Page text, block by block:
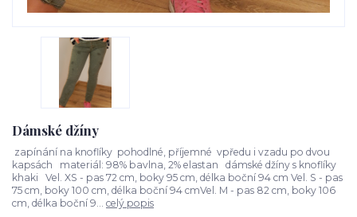
Dámské džíny
zapínání na knoflíky pohodlné, příjemné vpředu i vzadu po dvou
kapsách materiál: 98% bavlna, 2% elastan dámské džíny s knoflíky
khaki Vel. XS - pas 72 cm, boky 95 cm, délka boční 94 cm Vel. S - pas
75 cm, boky 100 cm, délka boční 94 cmVel. M - pas 82 cm, boky 106
cm, délka boční 9... celý popis